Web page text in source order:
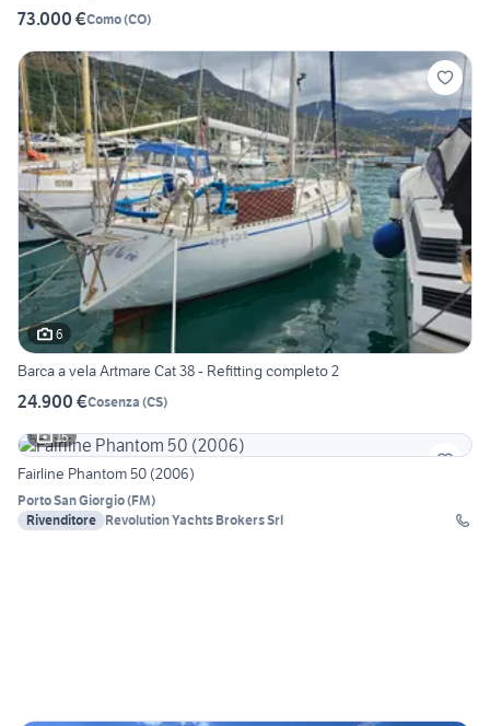
73.000 €Como(CO)
6
Barca a vela Artmare Cat 38 - Refitting completo 2
24.900 €Cosenza (CS)
15
Fairline Phantom 50 (2006)
Porto San Giorgio(FM)
Rivenditore Revolution Yachts Brokers Srl